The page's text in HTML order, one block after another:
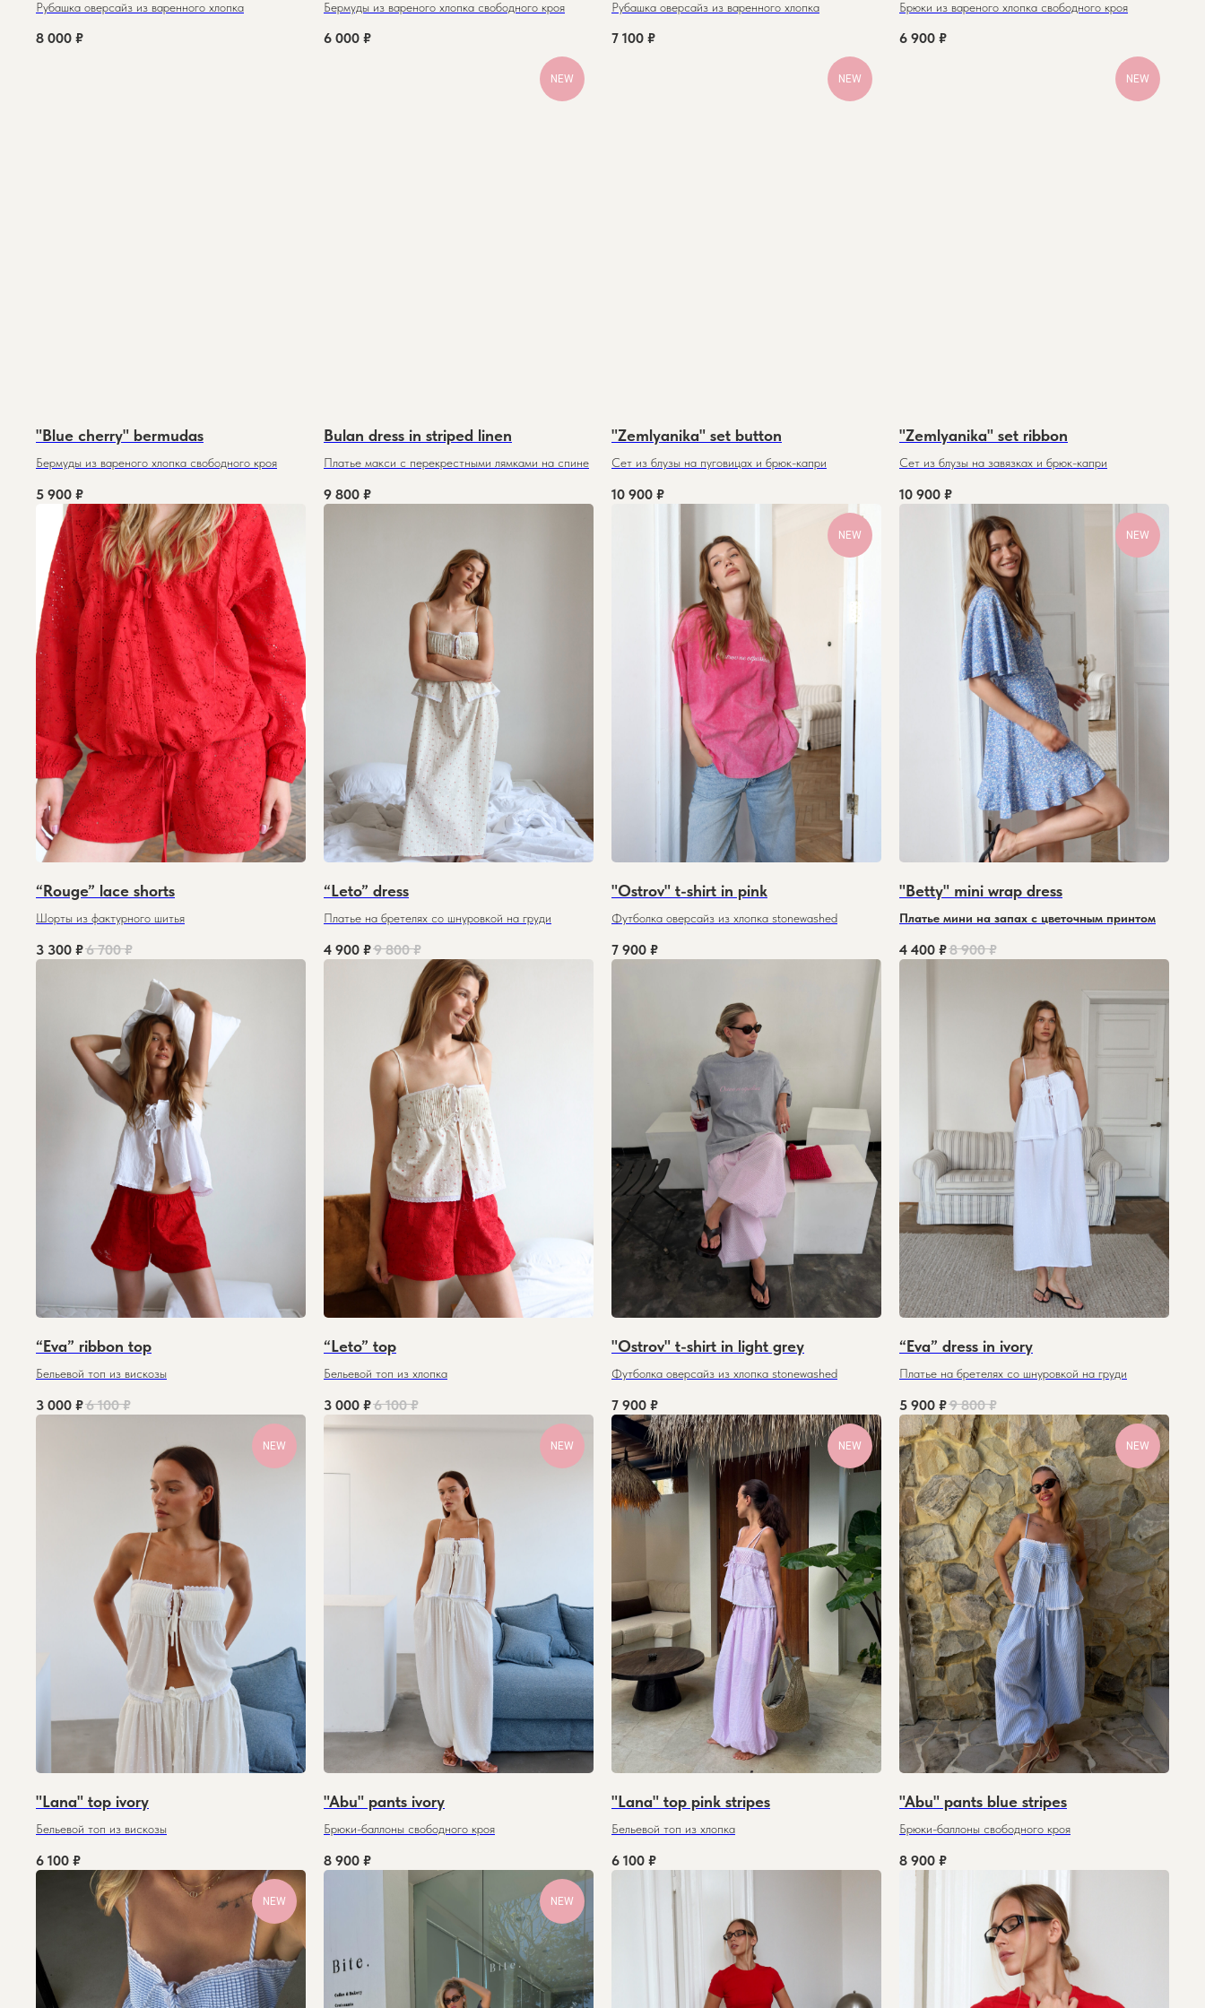
Рубашка оверсайз из варенного хлопка
8 000 ₽
Бермуды из вареного хлопка свободного кроя
6 000 ₽
Рубашка оверсайз из варенного хлопка
7 100 ₽
Брюки из вареного хлопка свободного кроя
6 900 ₽
"Blue cherry" bermudas
Бермуды из вареного хлопка свободного кроя
5 900 ₽
NEW
Bulan dress in striped linen
Платье макси с перекрестными лямками на спине
9 800 ₽
NEW
"Zemlyanika" set button
Сет из блузы на пуговицах и брюк-капри
10 900 ₽
NEW
"Zemlyanika" set ribbon
Сет из блузы на завязках и брюк-капри
10 900 ₽
“Rouge” lace shorts
Шорты из фактурного шитья
3 300 ₽6 700 ₽
“Leto” dress
Платье на бретелях со шнуровкой на груди
4 900 ₽9 800 ₽
NEW
"Ostrov" t-shirt in pink
Футболка оверсайз из хлопка stonewashed
7 900 ₽
NEW
"Betty" mini wrap dress
Платье мини на запах с цветочным принтом
4 400 ₽8 900 ₽
“Eva” ribbon top
Бельевой топ из вискозы
3 000 ₽6 100 ₽
“Leto” top
Бельевой топ из хлопка
3 000 ₽6 100 ₽
"Ostrov" t-shirt in light grey
Футболка оверсайз из хлопка stonewashed
7 900 ₽
“Eva” dress in ivory
Платье на бретелях со шнуровкой на груди
5 900 ₽9 800 ₽
NEW
"Lana" top ivory
Бельевой топ из вискозы
6 100 ₽
NEW
"Abu" pants ivory
Брюки-баллоны свободного кроя
8 900 ₽
NEW
"Lana" top pink stripes
Бельевой топ из хлопка
6 100 ₽
NEW
"Abu" pants blue stripes
Брюки-баллоны свободного кроя
8 900 ₽
NEW NEW